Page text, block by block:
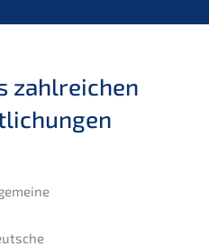
zahlrei­chen